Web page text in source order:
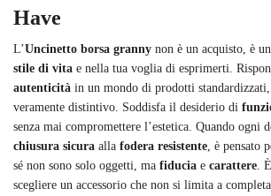
Have
L’Uncinetto borsa granny non è un acquisto, è
stile di vita e nella tua voglia di esprimerti.
autenticità in un mondo di prodotti
veramente distintivo. Soddisfa il desiderio di
senza mai compromettere l’estetica. Quando ogni
chiusura sicura alla fodera resistente , è pensato
sé non sono solo oggetti, ma fiducia e carattere .
scegliere un accessorio che non si limita a